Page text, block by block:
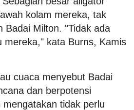
kolam mereka, tak
Badai Milton. "Tidak ada
mereka," kata Burns, Kamis
cuaca menyebut Badai
dan berpotensi
tidak perlu